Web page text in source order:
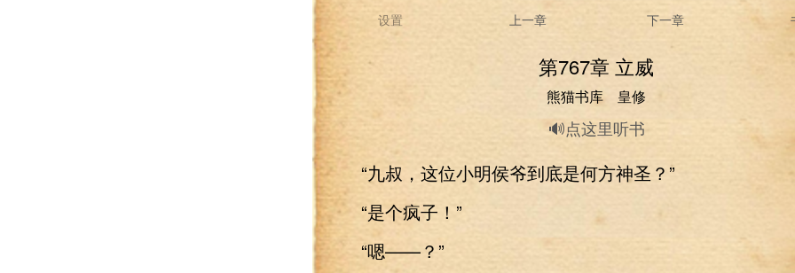
设置 上一章 下一章
第767章 立威
熊猫书库 皇修
🔊点这里听书
“九叔，这位小明侯爷到底是何方神圣？”
“是个疯子！”
“嗯——？”